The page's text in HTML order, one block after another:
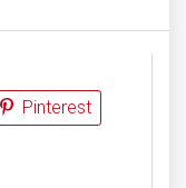
Pinterest